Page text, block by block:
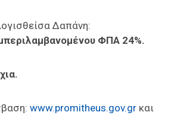
Δαπάνη:
ΦΠΑ 24%.
www.promitheus.gov.gr και